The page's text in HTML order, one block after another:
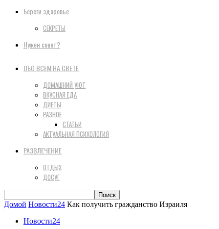
Береги здоровье
СЕКРЕТЫ
Нужен совет?
ОБО ВСЕМ НА СВЕТЕ
ДОМАШНИЙ УЮТ
ВКУСНАЯ ЕДА
ДИЕТЫ
РАЗНОЕ
СТАТЬИ
АКТУАЛЬНАЯ ПСИХОЛОГИЯ
РАЗВЛЕЧЕНИЕ
ОТДЫХ
ДОСУГ
Домой Новости24 Как получить гражданство Израиля
Новости24